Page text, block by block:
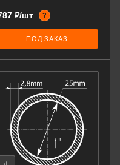
₽/шт ?
ПОД ЗАКАЗ